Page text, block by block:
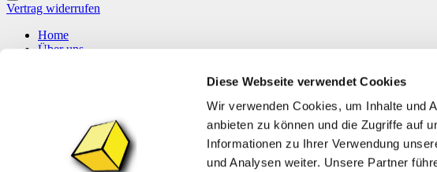
Diese Webseite verwendet Cookies
Wir verwenden Cookies, um Inhalte und
anbieten zu können und die Zugriffe auf
Informationen zu Ihrer Verwendung
und Analysen weiter. Unsere Partner
Vertrag widerrufen
Home
Über uns
Anmelden